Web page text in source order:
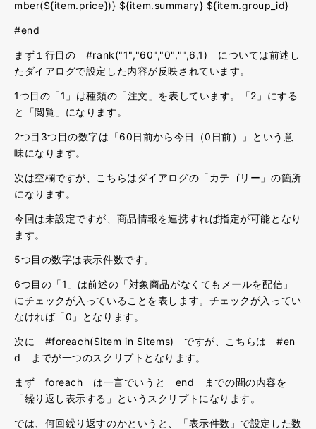
mber(${item.price})} ${item.summary} ${item.group_id}
#end
まず１行目の #rank("1","60","0","",6,1) については前述し
たダイアログで設定した内容が反映されています。
1つ目の「1」は種類の「注文」を表しています。「2」にする
と「閲覧」になります。
2つ目3つ目の数字は「60日前から今日（0日前）」という意
味になります。
次は空欄ですが、こちらはダイアログの「カテゴリー」の箇所
になります。
今回は未設定ですが、商品情報を連携すれば指定が可能となり
ます。
5つ目の数字は表示件数です。
6つ目の「1」は前述の「対象商品がなくてもメールを配信」
にチェックが入っていることを表します。チェックが入ってい
なければ「0」となります。
次に #foreach($item in $items) ですが、こちらは #en
d までが一つのスクリプトとなります。
まず foreach は一言でいうと end までの間の内容を
「繰り返し表示する」というスクリプトになります。
では、何回繰り返すのかというと、「表示件数」で設定した数